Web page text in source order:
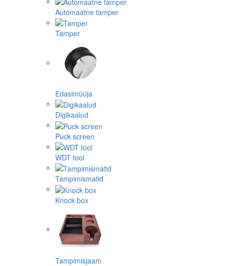
Automaatne tamper
Tamper
Edasimüüja
Digikaalud
Puck screen
WDT tool
Tampimismatid
Knock box
Tampimisjaam